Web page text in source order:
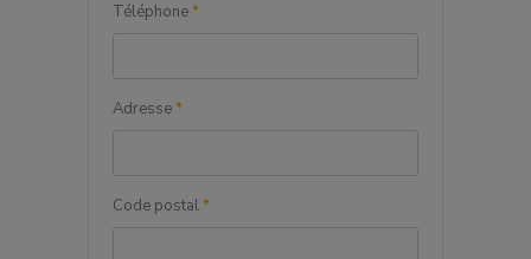
Téléphone*
Adresse*
Code postal*